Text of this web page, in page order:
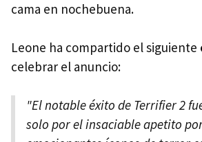
cama en nochebuena.
Leone ha compartido el siguiente
celebrar el anuncio:
"El notable éxito de Terrifier 2
solo por el insaciable apetito